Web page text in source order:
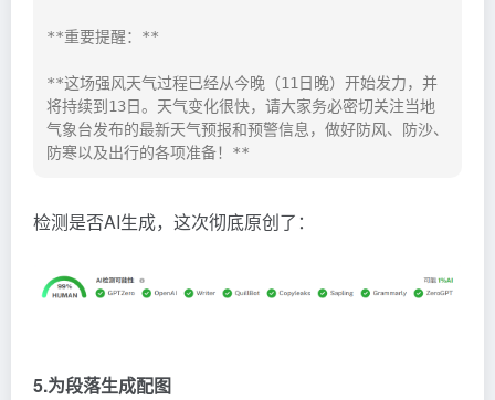
**重要提醒：**
**这场强风天气过程已经从今晚（11日晚）开始发力，并
将持续到13日。天气变化很快，请大家务必密切关注当地
气象台发布的最新天气预报和预警信息，做好防风、防沙、
防寒以及出行的各项准备！**
检测是否AI生成，这次彻底原创了：
5.为段落生成配图